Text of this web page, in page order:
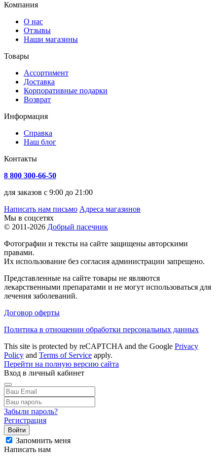
Компания
О нас
Отзывы
Наши магазины
Товары
Ассортимент
Доставка
Корпоративные подарки
Возврат
Информация
Справка
Наш блог
Контакты
8 800 300-66-50
для заказов с 9:00 до 21:00
Написать нам письмо Адреса магазинов
Мы в соцсетях
© 2011-2026 Добрый пасечник
Фотографии и тексты на сайте защищены авторскими
правами.
Их использование без согласия администрации запрещено.
Представленные на сайте товары не являются
лекарственными препаратами и не могут использоваться для
лечения заболеваний.
Договор оферты
Политика в отношении обработки персональных данных
This site is protected by reCAPTCHA and the Google Privacy
Policy and Terms of Service apply.
Перейти на полную версию сайта
Вход в личный кабинет
Забыли пароль?
Регистрация
Войти
Запомнить меня
Написать нам